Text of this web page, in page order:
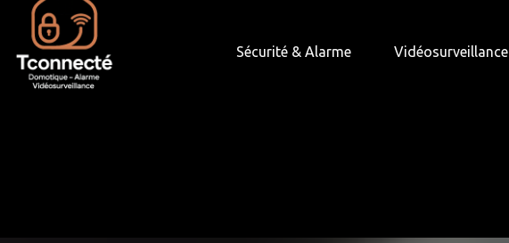
Sécurité & Alarme Vidéosurveillance